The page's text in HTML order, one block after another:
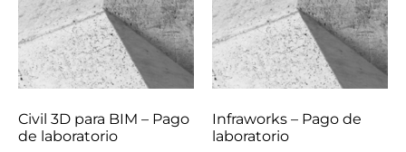
Civil 3D para BIM – Pago
de laboratorio
Infraworks – Pago de
laboratorio